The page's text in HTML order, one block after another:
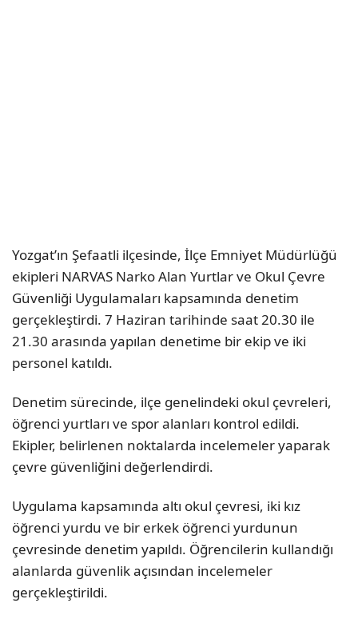
Yozgat’ın Şefaatli ilçesinde, İlçe Emniyet Müdürlüğü
ekipleri NARVAS Narko Alan Yurtlar ve Okul Çevre
Güvenliği Uygulamaları kapsamında denetim
gerçekleştirdi. 7 Haziran tarihinde saat 20.30 ile
21.30 arasında yapılan denetime bir ekip ve iki
personel katıldı.
Denetim sürecinde, ilçe genelindeki okul çevreleri,
öğrenci yurtları ve spor alanları kontrol edildi.
Ekipler, belirlenen noktalarda incelemeler yaparak
çevre güvenliğini değerlendirdi.
Uygulama kapsamında altı okul çevresi, iki kız
öğrenci yurdu ve bir erkek öğrenci yurdunun
çevresinde denetim yapıldı. Öğrencilerin kullandığı
alanlarda güvenlik açısından incelemeler
gerçekleştirildi.